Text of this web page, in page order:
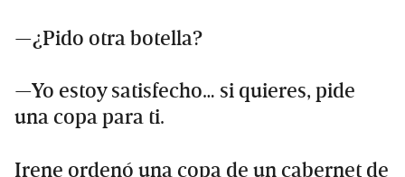
—¿Pido otra botella?
—Yo estoy satisfecho… si quieres, pide
una copa para ti.
Irene ordenó una copa de un cabernet de